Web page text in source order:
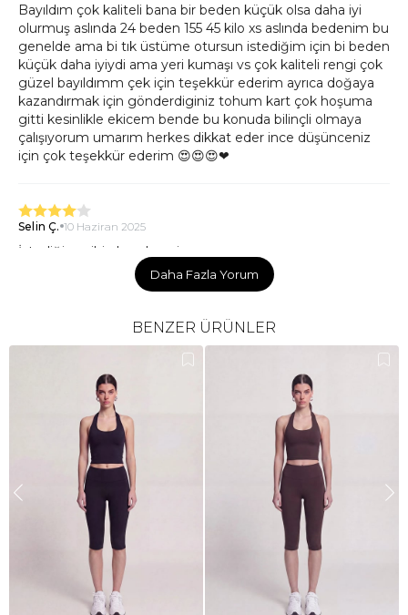
Bayıldım çok kaliteli bana bir beden küçük olsa daha iyi
olurmuş aslında 24 beden 155 45 kilo xs aslında bedenim bu
genelde ama bi tık üstüme otursun istediğim için bi beden
küçük daha iyiydi ama yeri kumaşı vs çok kaliteli rengi çok
güzel bayıldımm çek için teşekkür ederim ayrıca doğaya
kazandırmak için gönderdiginiz tohum kart çok hoşuma
gitti kesinlikle ekicem bende bu konuda bilinçli olmaya
çalışıyorum umarım herkes dikkat eder ince düşünceniz
için çok teşekkür ederim 😍😍😍❤
Selin Ç. 10 Haziran 2025
İstediğim gibi olmadı geri
kumaşı aşırı güzel ve çok yumuşak. rengini de baya
beğendim. duruşu da çok güzel. herkeste modelde
durduğu gibi durmayabilir değişik bi kalıbı var.
26 Mart 2024
basenlilere cok yakısır ama normalde 24 giyorsaniz 26 (s)
alin kalcayi sıkıyor rahat oturamazsınız
11 Mart 2024
Tam beden çok güzel
Daha Fazla Yorum
BENZER ÜRÜNLER